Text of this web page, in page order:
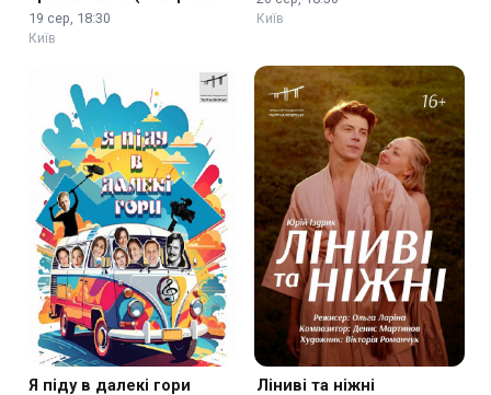
Печерську)
19 сер, 18:30
Київ
Київ
Я піду в далекі гори Ліниві та ніжні